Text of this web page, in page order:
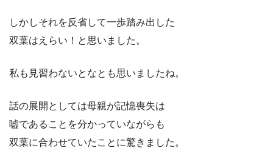
しかしそれを反省して一歩踏み出した
双葉はえらい！と思いました。
私も見習わないとなとも思いましたね。
話の展開としては母親が記憶喪失は
嘘であることを分かっていながらも
双葉に合わせていたことに驚きました。